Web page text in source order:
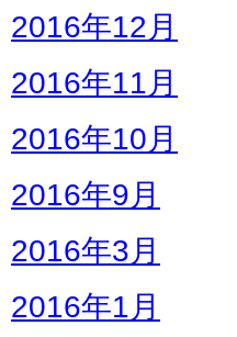
2016年12月
2016年11月
2016年10月
2016年9月
2016年3月
2016年1月